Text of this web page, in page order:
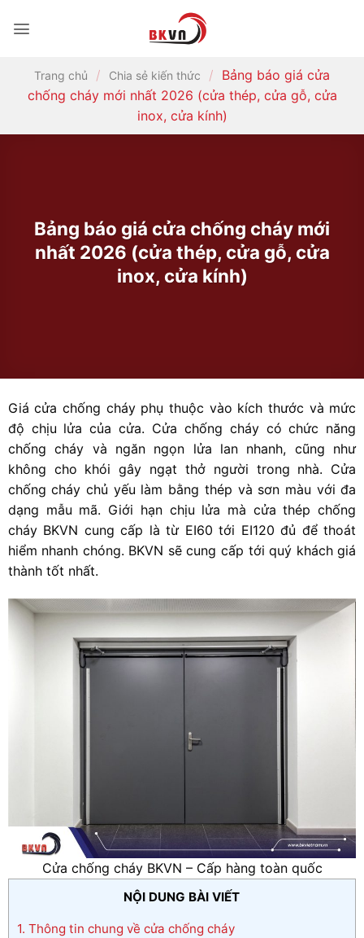
qua
Trang chủ / Chia sẻ kiến thức / Bảng báo giá cửa
chống cháy mới nhất 2026 (cửa thép, cửa gỗ, cửa
inox, cửa kính)
Bảng báo giá cửa chống cháy mới
nhất 2026 (cửa thép, cửa gỗ, cửa
inox, cửa kính)
Giá cửa chống cháy phụ thuộc vào kích thước và mức
độ chịu lửa của cửa. Cửa chống cháy có chức năng
chống cháy và ngăn ngọn lửa lan nhanh, cũng như
không cho khói gây ngạt thở người trong nhà. Cửa
chống cháy chủ yếu làm bằng thép và sơn màu với đa
dạng mẫu mã. Giới hạn chịu lửa mà cửa thép chống
cháy BKVN cung cấp là từ EI60 tới EI120 đủ để thoát
hiểm nhanh chóng. BKVN sẽ cung cấp tới quý khách giá
thành tốt nhất.
Cửa chống cháy BKVN – Cấp hàng toàn quốc
NỘI DUNG BÀI VIẾT
1. Thông tin chung về cửa chống cháy